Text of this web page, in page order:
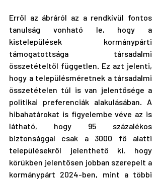
Erről az ábráról az a rendkívül fontos
tanulság vonható le, hogy a
kistelepülések kormánypárti
támogatottsága társadalmi
összetételtől független. Ez azt jelenti,
hogy a településméretnek a társadalmi
összetételen túl is van jelentősége a
politikai preferenciák alakulásában. A
hibahatárokat is figyelembe véve az is
látható, hogy 95 százalékos
biztonsággal csak a 3000 fő alatti
településekről jelenthető ki, hogy
körükben jelentősen jobban szerepelt a
kormánypárt 2024-ben, mint a többi